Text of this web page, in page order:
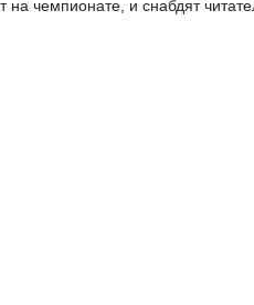
на чемпионате, и снабдят